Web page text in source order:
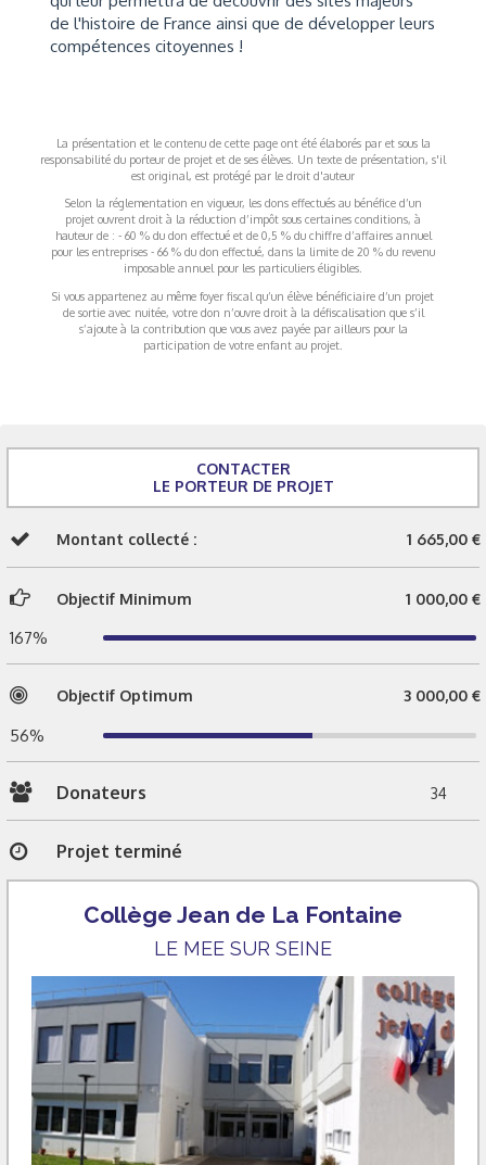
de l'histoire de France ainsi que de développer leurs
compétences citoyennes !
La présentation et le contenu de cette page ont été élaborés par et sous la
responsabilité du porteur de projet et de ses élèves. Un texte de présentation, s'il
est original, est protégé par le droit d'auteur
Selon la réglementation en vigueur, les dons effectués au bénéfice d’un
projet ouvrent droit à la réduction d’impôt sous certaines conditions, à
hauteur de : - 60 % du don effectué et de 0,5 % du chiffre d’affaires annuel
pour les entreprises - 66 % du don effectué, dans la limite de 20 % du revenu
imposable annuel pour les particuliers éligibles.
Si vous appartenez au même foyer fiscal qu’un élève bénéficiaire d’un projet
de sortie avec nuitée, votre don n’ouvre droit à la défiscalisation que s’il
s’ajoute à la contribution que vous avez payée par ailleurs pour la
participation de votre enfant au projet.
CONTACTER
LE PORTEUR DE PROJET
Montant collecté : 1 665,00 €
Objectif Minimum 1 000,00 €
167%
Objectif Optimum 3 000,00 €
56%
Donateurs 34
Projet terminé
Collège Jean de La Fontaine
LE MEE SUR SEINE